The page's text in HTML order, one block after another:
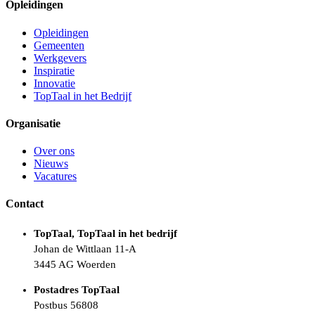
Opleidingen
Opleidingen
Gemeenten
Werkgevers
Inspiratie
Innovatie
TopTaal in het Bedrijf
Organisatie
Over ons
Nieuws
Vacatures
Contact
TopTaal, TopTaal in het bedrijf
Johan de Wittlaan 11-A
3445 AG Woerden
Postadres TopTaal
Postbus 56808